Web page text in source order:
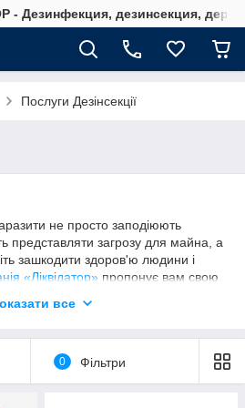
Дезинфекция, дезинсекция,
Послуги Дезінсекції
не просто заподіюють
представляти загрозу для майна, а
зашкодити здоров'ю людини і
«Ліквідатор» пропонує вам свою
клопів, прусаків, бліх, міль,
комах – звертайтеся за
проведення всіх видів
все
0 Фільтри